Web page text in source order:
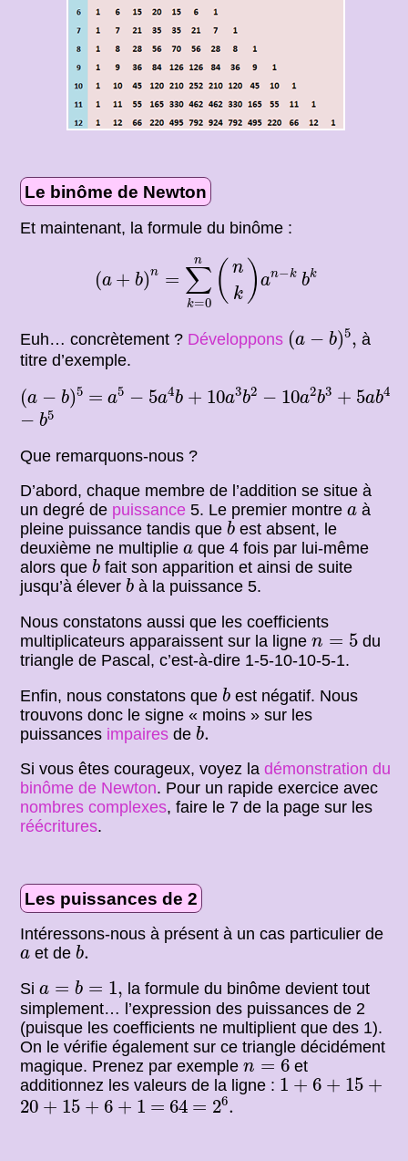
Le binôme de Newton
Et maintenant, la formule du binôme :
(a + b)n =
n
∑
k=0 ( n
k )an−k bk
=0 n )
Euh… concrètement ? Développons (a − b)5,
( ) 5,
à
titre d’exemple.
(a − b)5
( ) 5 =
= a5
5 − 5a4b
5 a4 +
+ 10a3b2
10 a3b − 10a2b3
10 a2 b 3
+
+ 5ab4
5 ab
−
− b5
b5
Que remarquons-nous ?
D’abord, chaque membre de l’addition se situe à
un degré de puissance 5. Le premier montrea
a à
pleine puissance tandis queb
best absent, le
deuxième ne multipliea
a que 4 fois par lui-même
alors queb
bfait son apparition et ainsi de suite
jusqu’à éleverb
bà la puissance 5.
Nous constatons aussi que les coefficients
multiplicateurs apparaissent sur la lignen = 5
n=
du
triangle de Pascal, c’est-à-dire 1-5-10-10-5-1.
Enfin, nous constatons queb
b est négatif. Nous
trouvons donc le signe « moins » sur les
puissances impaires deb.
b.
Si vous êtes courageux, voyez ladémonstration du
binôme de Newton. Pour un rapide exercice avec
nombres complexes, faire le 7 de la page sur les
réécritures.
Les puissances de 2
Intéressons-nous à présent à un cas particulier de
a
a et deb.
b.
Sia = b = 1,
a =
la formule du binôme devient tout
simplement… l’expression des puissances de 2
(puisque les coefficients ne multiplient que des 1).
On le vérifie également sur ce triangle décidément
magique. Prenez par exemplen = 6
n=6
et
additionnez les valeurs de la ligne : 1
1 +
+ 6
6 +
+ 15
15 +
+
20
20 +
+ 15
15 +
+ 6
6 +
+ 1
1 =
= 64
64 = 26.
=26.